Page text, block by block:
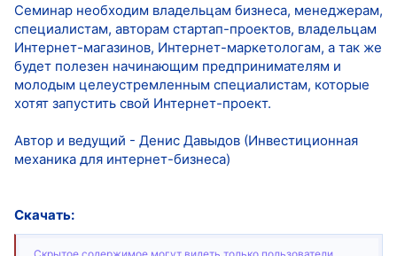
Семинар необходим владельцам бизнеса, менеджерам,
специалистам, авторам стартап-проектов, владельцам
Интернет-магазинов, Интернет-маркетологам, а так же
будет полезен начинающим предпринимателям и
молодым целеустремленным специалистам, которые
хотят запустить свой Интернет-проект.
Автор и ведущий - Денис Давыдов (Инвестиционная
механика для интернет-бизнеса)
Скачать: